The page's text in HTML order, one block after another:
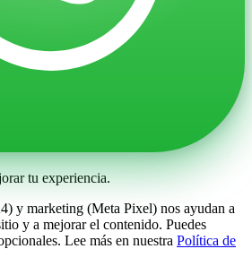
tu experiencia.
y marketing (Meta Pixel) nos ayudan a
y a mejorar el contenido. Puedes
Lee más en nuestra Política de